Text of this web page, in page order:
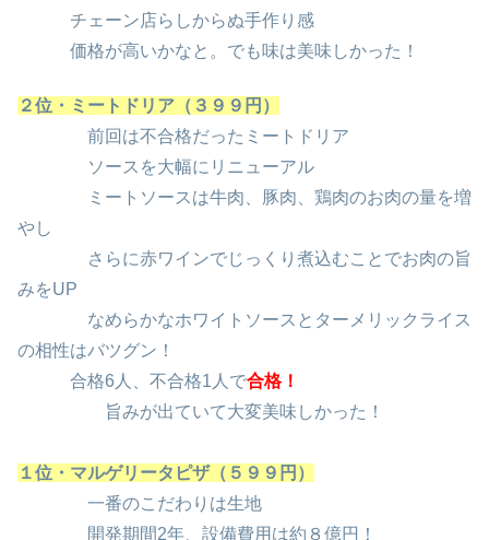
チェーン店らしからぬ手作り感
価格が高いかなと。でも味は美味しかった！
２位・ミートドリア（３９９円）
前回は不合格だったミートドリア
ソースを大幅にリニューアル
ミートソースは牛肉、豚肉、鶏肉のお肉の量を増
やし
さらに赤ワインでじっくり煮込むことでお肉の旨
みをUP
なめらかなホワイトソースとターメリックライス
の相性はバツグン！
合格6人、不合格1人で合格！
旨みが出ていて大変美味しかった！
１位・マルゲリータピザ（５９９円）
一番のこだわりは生地
開発期間2年、設備費用は約８億円！